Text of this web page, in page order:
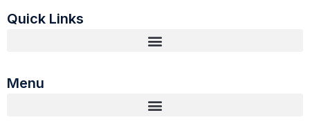
Quick Links
Menu